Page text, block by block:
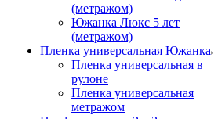
(метражом)
Южанка Люкс 5 лет
(метражом)
Пленка универсальная Южанка
Пленка универсальная в
рулоне
Пленка универсальная
метражом